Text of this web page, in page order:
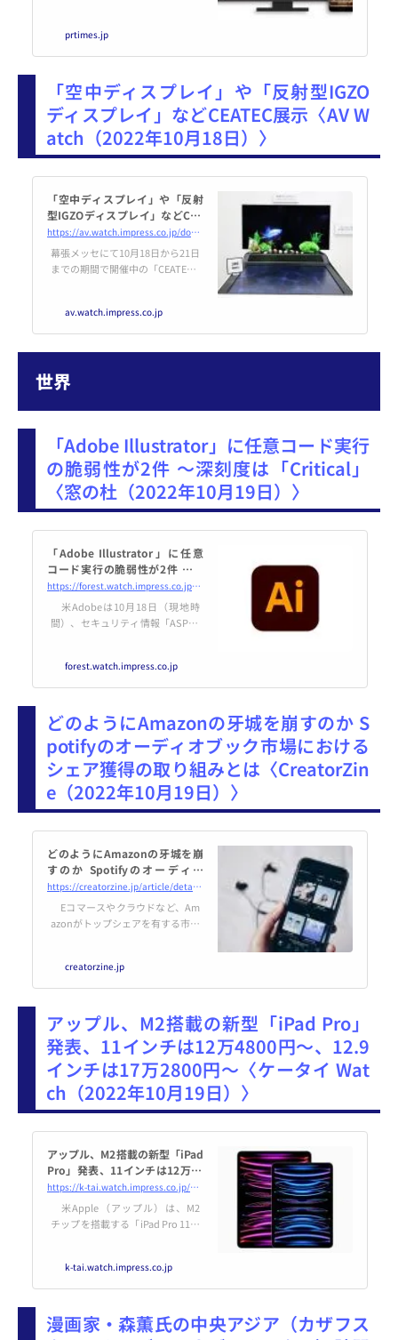
サービス 『ブクマスペース』リ
リース
prtimes.jp
「空中ディスプレイ」や「反射型IGZO
ディスプレイ」などCEATEC展示〈AV W
atch（2022年10月18日）〉
「空中ディスプレイ」や「反射
型IGZOディスプレイ」などCEA
TEC展示
https://av.watch.impress.co.jp/docs/news/1448306.html
幕張メッセにて10月18日から21日
までの期間で開催中の「CEATEC 2
イ」を展示している京セラや、外
光の反射を利用する「反射型IGZ
Oディスプレイ」などを展示して
る。
av.watch.impress.co.jp
世界
「Adobe Illustrator」に任意コード実行
の脆弱性が2件 ～深刻度は「Critical」
〈窓の杜（2022年10月19日）〉
「Adobe Illustrator」に任意
コード実行の脆弱性が2件 ～深
刻度は「Critical」／対策版への
アップデートを
https://forest.watch.impress.co.jp/docs/news/1448642.html
米Adobeは10月18日（現地時
間）、セキュリティ情報「ASPB2
して、セキュリティアップデート
が提供されている。
forest.watch.impress.co.jp
どのようにAmazonの牙城を崩すのか S
potifyのオーディオブック市場における
シェア獲得の取り組みとは〈CreatorZin
e（2022年10月19日）〉
どのようにAmazonの牙城を崩
すのか Spotifyのオーディオ
ブック市場におけるシェア獲得
の取り組みとは
https://creatorzine.jp/article/detail/3520
Eコマースやクラウドなど、Am
azonがトップシェアを有する市場
azonのシェアが38％ともっとも
高く、2位に続くウォルマートの
ります。またオーディックブック
市場もAmazonの占有率がトップ
で、40％以上だと言われていま
す。そんなAmazonの牙城とも言
えるオーディックブック市場に、
Spotifyが挑戦する模様。Spotify
はアメリカで30万タ...
creatorzine.jp
アップル、M2搭載の新型「iPad Pro」
発表、11インチは12万4800円～、12.9
インチは17万2800円～〈ケータイ Wat
ch（2022年10月19日）〉
アップル、M2搭載の新型「iPad
Pro」発表、11インチは12万48
00円～、12.9インチは17万280
0円～
https://k-tai.watch.impress.co.jp/docs/news/1448617.html
米Apple（アップル）は、M2
チップを搭載する「iPad Pro 11イ
した。予約注文を受け付けしてお
り、10月26日から販売する。
k-tai.watch.impress.co.jp
漫画家・森薫氏の中央アジア（カザフス